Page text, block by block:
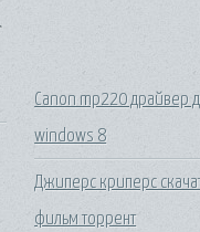
Canon mp220 драйвер
windows 8
Джиперс криперс
фильм торрент